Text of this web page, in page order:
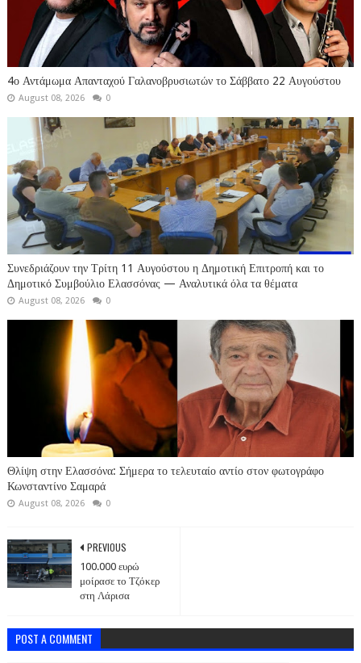
4ο Αντάμωμα Απανταχού Γαλανοβρυσιωτών το Σάββατο 22 Αυγούστου
August 08, 2026 0
Συνεδριάζουν την Τρίτη 11 Αυγούστου η Δημοτική Επιτροπή και το
Δημοτικό Συμβούλιο Ελασσόνας — Αναλυτικά όλα τα θέματα
August 08, 2026 0
Θλίψη στην Ελασσόνα: Σήμερα το τελευταίο αντίο στον φωτογράφο
Κωνσταντίνο Σαμαρά
August 08, 2026 0
PREVIOUS
100.000 ευρώ
μοίρασε το Τζόκερ
στη Λάρισα
POST A COMMENT